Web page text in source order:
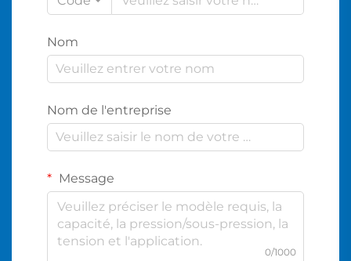
Nom
Nom de l'entreprise
Message
0/1000